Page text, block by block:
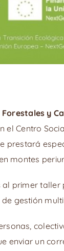
y
el Centro
prestará
montes
primer taller
gestión
enviar un